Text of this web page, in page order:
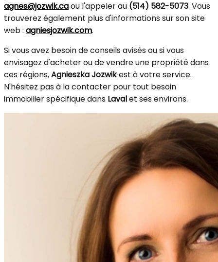
agnes@jozwik.caou l'appeler au (514) 582-5073. Vous
trouverez également plus d'informations sur son site
web : agniesjozwik.com.
Si vous avez besoin de conseils avisés ou si vous
envisagez d'acheter ou de vendre une propriété dans
ces régions,Agnieszka Jozwikest à votre service.
N'hésitez pas à la contacter pour tout besoin
immobilier spécifique dans Lavalet ses environs.